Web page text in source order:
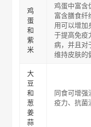
鸡
蛋
和
紫
米
鸡蛋中富含
富含膳食纤
用可以增加
于提高免疫
病，并且对
维持皮肤的
大
豆
和
葱
姜
蒜
同食可增强
疫力、抗菌